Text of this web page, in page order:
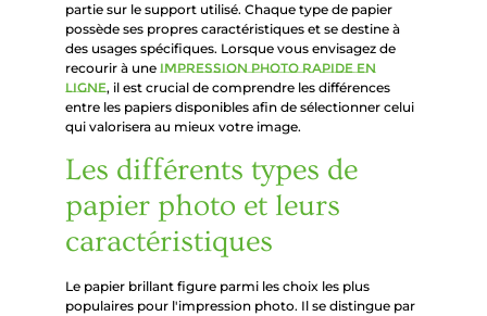
partie sur le support utilisé. Chaque type de papier
possède ses propres caractéristiques et se destine à
des usages spécifiques. Lorsque vous envisagez de
recourir à une impression photo rapide en
ligne, il est crucial de comprendre les différences
entre les papiers disponibles afin de sélectionner celui
qui valorisera au mieux votre image.
Les différents types de
papier photo et leurs
caractéristiques
Le papier brillant figure parmi les choix les plus
populaires pour l'impression photo. Il se distingue par